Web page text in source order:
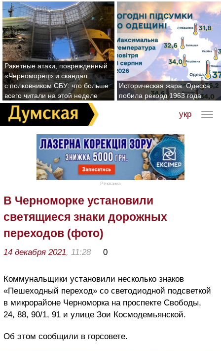
Ракетные атаки, поврежденный
«Черноморец» и скандал
с полковником СБУ: что больше
всего читали на этой неделе
Историческая жара: Одесса
побила рекорд 1963 года
укр
Реклама
В Черноморке установили
светящиеся знаки дорожных
переходов (фото)
14 декабря 2021, 11:28 0
Коммунальщики установили несколько знаков
«Пешеходный переход» со светодиодной подсветкой
в микрорайоне Черноморка на проспекте Свободы,
24, 88, 90/1, 91 и улице Зои Космодемьянской.
Об этом сообщили в горсовете.